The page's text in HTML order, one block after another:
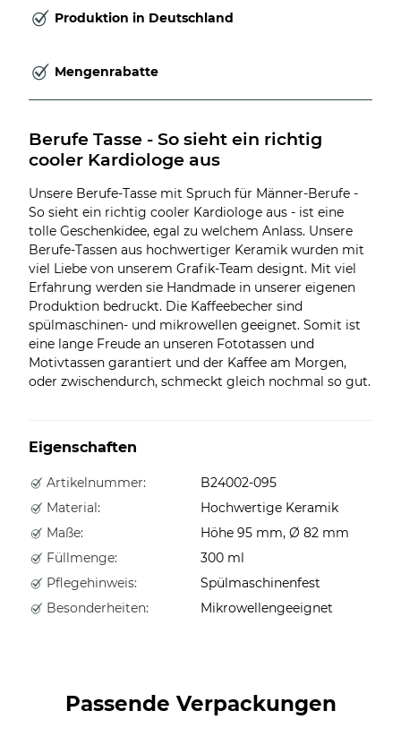
Produktion in Deutschland
Mengenrabatte
Berufe Tasse - So sieht ein richtig
cooler Kardiologe aus
Unsere Berufe-Tasse mit Spruch für Männer-Berufe -
So sieht ein richtig cooler Kardiologe aus - ist eine
tolle Geschenkidee, egal zu welchem Anlass. Unsere
Berufe-Tassen aus hochwertiger Keramik wurden mit
viel Liebe von unserem Grafik-Team designt. Mit viel
Erfahrung werden sie Handmade in unserer eigenen
Produktion bedruckt. Die Kaffeebecher sind
spülmaschinen- und mikrowellen geeignet. Somit ist
eine lange Freude an unseren Fototassen und
Motivtassen garantiert und der Kaffee am Morgen,
oder zwischendurch, schmeckt gleich nochmal so gut.
Eigenschaften
Artikelnummer:
B24002-095
Material:
Hochwertige Keramik
Maße:
Höhe 95 mm, Ø 82 mm
Füllmenge:
300 ml
Pflegehinweis:
Spülmaschinenfest
Besonderheiten:
Mikrowellengeeignet
Passende Verpackungen